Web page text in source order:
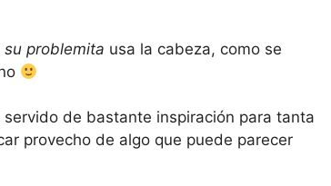
su problemita usa la cabeza, como se
de bastante inspiración para tanta
provecho de algo que puede parecer